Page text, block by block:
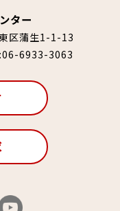
ター
区蒲生1-1-13
6933-3063